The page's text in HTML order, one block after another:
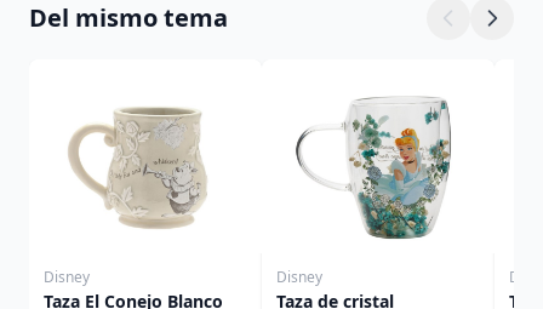
Del mismo tema
Disney
Taza El Conejo Blanco
Disney
Taza de cristal